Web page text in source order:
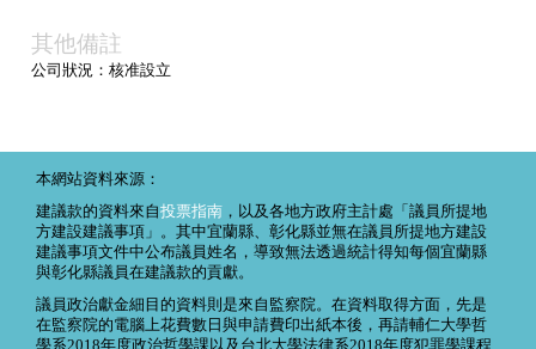
其他備註
公司狀況：核准設立
本網站資料來源：
建議款的資料來自投票指南 ，以及各地方政府主計處「議員所提地
方建設建議事項」。其中宜蘭縣、彰化縣並無在議員所提地方建設
建議事項文件中公布議員姓名，導致無法透過統計得知每個宜蘭縣
與彰化縣議員在建議款的貢獻。
議員政治獻金細目的資料則是來自監察院。在資料取得方面，先是
在監察院的電腦上花費數日與申請費印出紙本後，再請輔仁大學哲